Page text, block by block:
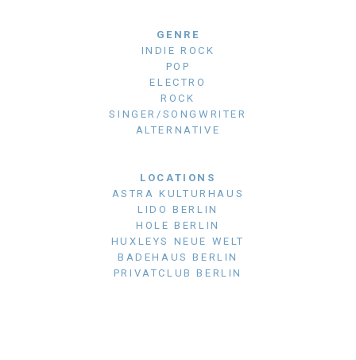
GENRE
INDIE ROCK
POP
ELECTRO
ROCK
SINGER/SONGWRITER
ALTERNATIVE
LOCATIONS
ASTRA KULTURHAUS
LIDO BERLIN
HOLE BERLIN
HUXLEYS NEUE WELT
BADEHAUS BERLIN
PRIVATCLUB BERLIN